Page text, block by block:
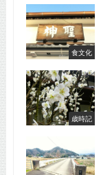
食文化
歳時記